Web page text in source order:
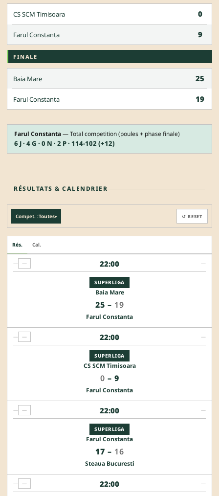
CS SCM Timisoara 0
Farul Constanta 9
FINALE
Baia Mare 25
Farul Constanta 19
Farul Constanta— Total competition (poules + phase finale)
6 J · 4 G · 0 N · 2 P · 114-102 (+12)
RÉSULTATS & CALENDRIER
Compet. :Toutes▾ ↺ RESET
Rés. Cal.
22:00
SUPERLIGA
Baia Mare
25 – 19
Farul Constanta
— — —
22:00
SUPERLIGA
CS SCM Timisoara
0 – 9
Farul Constanta
— — —
22:00
SUPERLIGA
Farul Constanta
17 – 16
Steaua Bucuresti
— — —
22:00
— — —